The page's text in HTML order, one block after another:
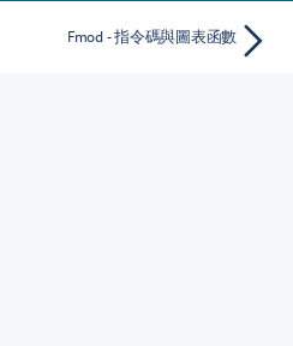
Fmod - 指令碼與圖表函數